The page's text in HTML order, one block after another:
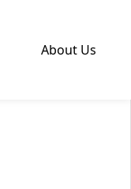
About Us